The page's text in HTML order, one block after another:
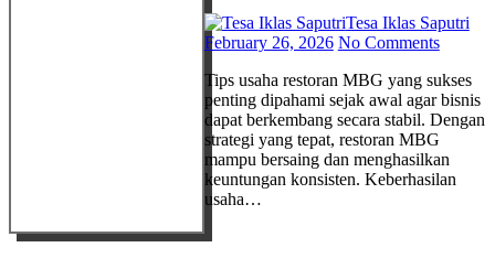
Tesa Iklas Saputri
February 26, 2026 No Comments
Tips usaha restoran MBG yang sukses
penting dipahami sejak awal agar bisnis
dapat berkembang secara stabil. Dengan
strategi yang tepat, restoran MBG
mampu bersaing dan menghasilkan
keuntungan konsisten. Keberhasilan
usaha…